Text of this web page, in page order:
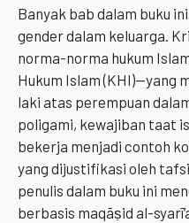
Banyak bab dalam buku
gender dalam keluarga.
norma-norma hukum
Hukum Islam (KHI)—yang
laki atas perempuan
poligami, kewajiban taat
bekerja menjadi contoh
yang dijustifikasi oleh
penulis dalam buku ini
berbasis maqāṣid al-